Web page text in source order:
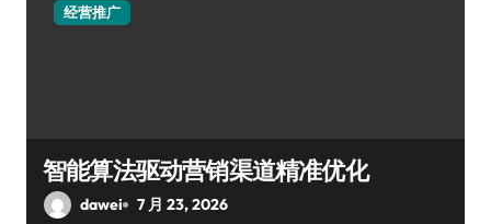
经营推广
智能算法驱动营销渠道精准优化
dawei 7 月 23, 2026